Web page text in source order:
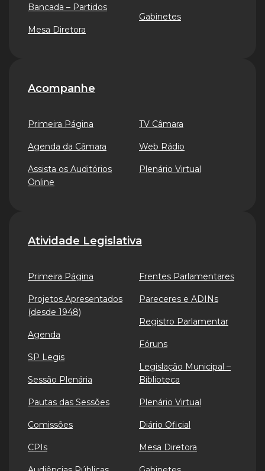
Bancada – Partidos
Mesa Diretora
Gabinetes
Acompanhe
Primeira Página
Agenda da Câmara
Assista os Auditórios
Online
TV Câmara
Web Rádio
Plenário Virtual
Atividade Legislativa
Primeira Página
Projetos Apresentados
(desde 1948)
Agenda
SP Legis
Sessão Plenária
Pautas das Sessões
Comissões
CPIs
Frentes Parlamentares
Pareceres e ADINs
Registro Parlamentar
Fóruns
Legislação Municipal –
Biblioteca
Plenário Virtual
Diário Oficial
Mesa Diretora